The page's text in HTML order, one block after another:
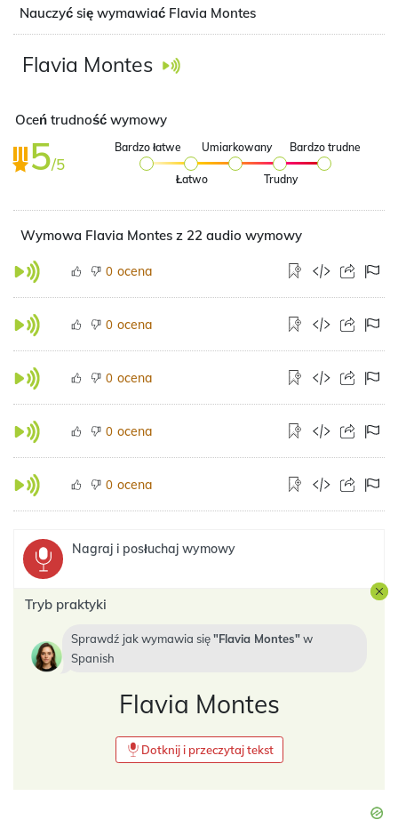
Nauczyć się wymawiać Flavia Montes
Flavia Montes
Oceń trudność wymowy
5/5
Bardzo łatwe
Łatwo
Umiarkowany
Trudny
Bardzo trudne
Wymowa Flavia Montes z 22 audio wymowy
0 ocena
0 ocena
0 ocena
0 ocena
0 ocena
Nagraj i posłuchaj wymowy
Tryb praktyki
Sprawdź jak wymawia się Flavia Montes
w
Spanish
Flavia Montes
Dotknij i przeczytaj tekst